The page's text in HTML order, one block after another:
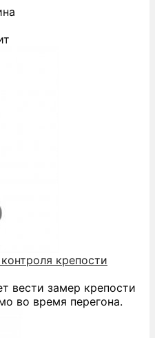
крепости
вести замер крепости
во время перегона.